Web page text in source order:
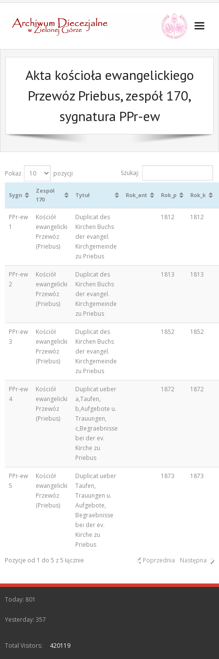
Akta kościoła ewangelickiego
Przewóz Priebus, zespół 170,
sygnatura PPr-ew
Pokaż pozycji Szukaj:
Sygn
Zespół
170
Tytuł Rok_ant Rok_p Rok_k
PPr-ew
1
Kościół
ewangelicki
Przewóz
(Priebus)
Duplicat des
Kirchen Buchs
der evangel.
Kirchgemeinde
zu Priebus
1812 1812
PPr-ew
2
Kościół
ewangelicki
Przewóz
(Priebus)
Duplicat des
Kirchen Buchs
der evangel.
Kirchgemeinde
zu Priebus
1813 1813
PPr-ew
3
Kościół
ewangelicki
Przewóz
(Priebus)
Duplicat des
Kirchen Buchs
der evangel.
Kirchgemeinde
zu Priebus
1852 1852
PPr-ew
4
Kościół
ewangelicki
Przewóz
(Priebus)
Duplicat ueber
a,Taufen,
b,Aufgebote u.
Trauungen,
c,Begraebnisse
bei der ev.
Kirche zu
Priebus
1872 1872
PPr-ew
5
Kościół
ewangelicki
Przewóz
(Priebus)
Duplicat ueber
Taufen,
Trauungen u.
Aufgebote,
Begraebnisse
bei der ev.
Kirche zu
Priebus
1873 1873
Pozycje od 1 do 5 z 5 łącznie Poprzednia Następna
Today: 801
Yesterday: 357
Total Visitors: 420119